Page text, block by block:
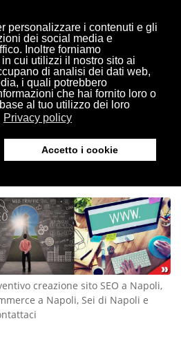
personalizzare i contenuti e gli
dei social media e
Inoltre forniamo
cui utilizzi il nostro sito ai
di analisi dei dati web,
i quali potrebbero
che hai fornito loro o
al tuo utilizzo dei loro
Privacy policy
Accetto i cookie
SITI NAPOLI |
creazione sito SEO a Napoli,
a Napoli, Sei di Napoli e